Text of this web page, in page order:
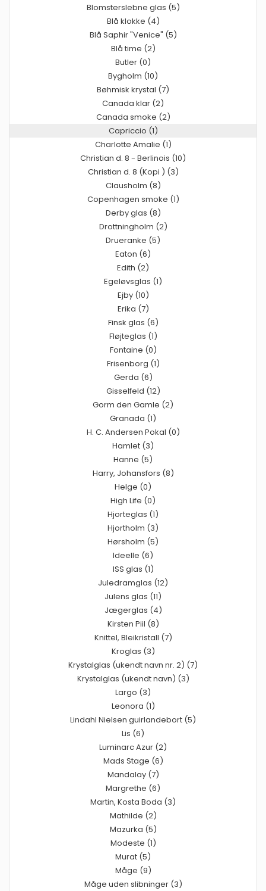
Blomsterslebne glas (5)
Blå klokke (4)
Blå Saphir "Venice" (5)
Blå time (2)
Butler (0)
Bygholm (10)
Bøhmisk krystal (7)
Canada klar (2)
Canada smoke (2)
Capriccio (1)
Charlotte Amalie (1)
Christian d. 8 - Berlinois (10)
Christian d. 8 (Kopi ) (3)
Clausholm (8)
Copenhagen smoke (1)
Derby glas (8)
Drottningholm (2)
Drueranke (5)
Eaton (6)
Edith (2)
Egeløvsglas (1)
Ejby (10)
Erika (7)
Finsk glas (6)
Fløjteglas (1)
Fontaine (0)
Frisenborg (1)
Gerda (6)
Gisselfeld (12)
Gorm den Gamle (2)
Granada (1)
H. C. Andersen Pokal (0)
Hamlet (3)
Hanne (5)
Harry, Johansfors (8)
Helge (0)
High Life (0)
Hjorteglas (1)
Hjortholm (3)
Hørsholm (5)
Ideelle (6)
ISS glas (1)
Juledramglas (12)
Julens glas (11)
Jægerglas (4)
Kirsten Piil (8)
Knittel, Bleikristall (7)
Kroglas (3)
Krystalglas (ukendt navn nr. 2) (7)
Krystalglas (ukendt navn) (3)
Largo (3)
Leonora (1)
Lindahl Nielsen guirlandebort (5)
Lis (6)
Luminarc Azur (2)
Mads Stage (6)
Mandalay (7)
Margrethe (6)
Martin, Kosta Boda (3)
Mathilde (2)
Mazurka (5)
Modeste (1)
Murat (5)
Måge (9)
Måge uden slibninger (3)